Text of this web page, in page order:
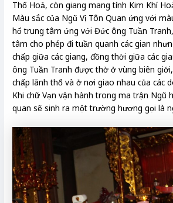
Thổ Hoả, còn giang mang tính Kim Khí
Màu sắc của Ngũ Vị Tôn Quan ứng với
hổ trung tâm ứng với Đức ông Tuần
tâm cho phép đi tuần quanh các gian
chấp giữa các giang, đồng thời giữa các
ông Tuần Tranh được thờ ở vùng biên
chấp lãnh thổ và ở nơi giao nhau của các
Khi chữ Vạn vận hành trong ma trận Ngũ
quan sẽ sinh ra một trường hương gọi là